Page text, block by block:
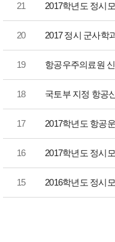
21 2017학년도 정시
20 2017 정시 군사학
19 항공우주의료원
18 국토부 지정 항공
17 2017학년도 항공
16 2017학년도 정시
15 2016학년도 정시